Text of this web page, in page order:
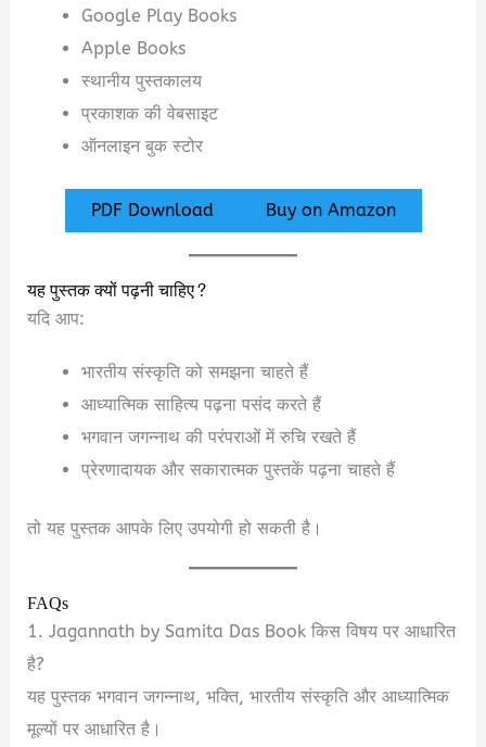
Google Play Books
Apple Books
स्थानीय पुस्तकालय
प्रकाशक की वेबसाइट
ऑनलाइन बुक स्टोर
PDF Download Buy on Amazon
यह पुस्तक क्यों पढ़नी चाहिए?
यदि आप:
भारतीय संस्कृति को समझना चाहते हैं
आध्यात्मिक साहित्य पढ़ना पसंद करते हैं
भगवान जगन्नाथ की परंपराओं में रुचि रखते हैं
प्रेरणादायक और सकारात्मक पुस्तकें पढ़ना चाहते हैं
तो यह पुस्तक आपके लिए उपयोगी हो सकती है।
FAQs
1. Jagannath by Samita Das Book किस विषय पर आधारित
है?
यह पुस्तक भगवान जगन्नाथ, भक्ति, भारतीय संस्कृति और आध्यात्मिक
मूल्यों पर आधारित है।